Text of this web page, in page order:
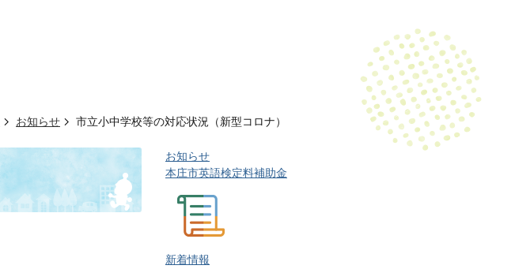
お知らせ 市立小中学校等の対応状況（新型コロナ）
お知らせ
本庄市英語検定料補助金
新着情報